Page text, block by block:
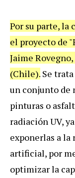
Por su parte, la
el proyecto de
Jaime
(Chile). Se
un conjunto de
pinturas o
radiación UV,
exponerlas a la
artificial, por
optimizar la